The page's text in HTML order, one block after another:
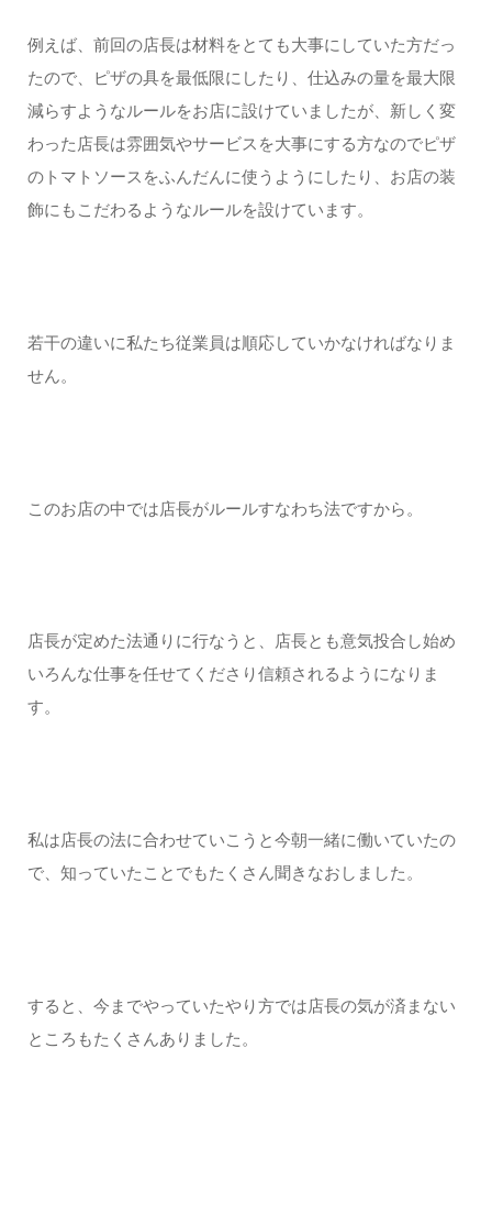
例えば、前回の店長は材料をとても大事にしていた方だっ
たので、ピザの具を最低限にしたり、仕込みの量を最大限
減らすようなルールをお店に設けていましたが、新しく変
わった店長は雰囲気やサービスを大事にする方なのでピザ
のトマトソースをふんだんに使うようにしたり、お店の装
飾にもこだわるようなルールを設けています。
若干の違いに私たち従業員は順応していかなければなりま
せん。
このお店の中では店長がルールすなわち法ですから。
店長が定めた法通りに行なうと、店長とも意気投合し始め
いろんな仕事を任せてくださり信頼されるようになりま
す。
私は店長の法に合わせていこうと今朝一緒に働いていたの
で、知っていたことでもたくさん聞きなおしました。
すると、今までやっていたやり方では店長の気が済まない
ところもたくさんありました。